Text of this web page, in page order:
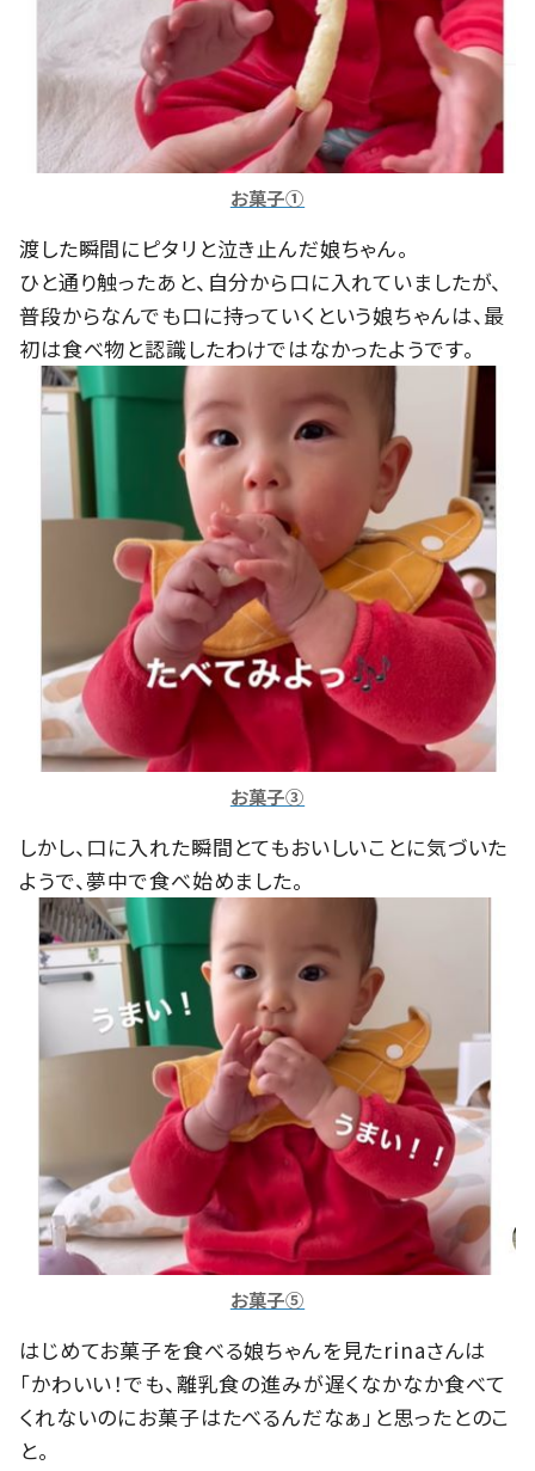
お菓子①
渡した瞬間にピタリと泣き止んだ娘ちゃん。
ひと通り触ったあと、自分から口に入れていましたが、
普段からなんでも口に持っていくという娘ちゃんは、最
初は食べ物と認識したわけではなかったようです。
お菓子③
しかし、口に入れた瞬間とてもおいしいことに気づいた
ようで、夢中で食べ始めました。
お菓子⑤
はじめてお菓子を食べる娘ちゃんを見たrinaさんは
「かわいい！でも、離乳食の進みが遅くなかなか食べて
くれないのにお菓子はたべるんだなぁ」と思ったとのこ
と。